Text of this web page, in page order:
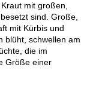
mit großen,
sind. Große,
mit Kürbis und
blüht, schwellen am
die im
Größe einer